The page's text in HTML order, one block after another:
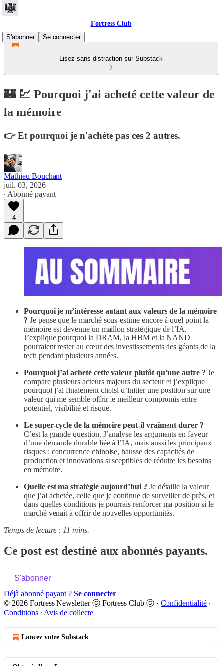
Fortress Club
S'abonner
Se connecter
Lisez sans distraction sur Substack
🏰 💹 Pourquoi j'ai acheté cette valeur de
la mémoire
👉 Et pourquoi je n'achète pas ces 2 autres.
Mathieu Bouchant
juil. 03, 2026
∙ Abonné payant
4
Pourquoi je m’intéresse autant aux valeurs de la mémoire
? Je pense que le marché sous-estime encore à quel point la
mémoire est devenue un maillon stratégique de l’IA.
J’explique pourquoi la DRAM, la HBM et la NAND
pourraient rester au cœur des investissements des géants de la
tech pendant plusieurs années.
Pourquoi j’ai acheté cette valeur plutôt qu’une autre ? Je
compare plusieurs acteurs majeurs du secteur et j’explique
pourquoi j’ai finalement choisi d’initier une position sur une
valeur qui me semble offrir le meilleur compromis entre
potentiel, visibilité et risque.
Le super-cycle de la mémoire peut-il vraiment durer ?
C’est la grande question. J’analyse les arguments en faveur
d’une demande durable liée à l’IA, mais aussi les principaux
risques : concurrence chinoise, hausse des capacités de
production et innovations susceptibles de réduire les besoins
en mémoire.
Quelle est ma stratégie aujourd’hui ? Je détaille la valeur
que j’ai achetée, celle que je continue de surveiller de près, et
dans quelles conditions je pourrais renforcer ma position si le
marché venait à offrir de nouvelles opportunités.
Temps de lecture : 11 mins.
Ce post est destiné aux abonnés payants.
S'abonner
Déjà abonné payant ? Se connecter
© 2026 Fortress Newsletter ⓒ Fortress Club ⓒ · Confidentialité ∙
Conditions ∙ Avis de collecte
Lancez votre Substack